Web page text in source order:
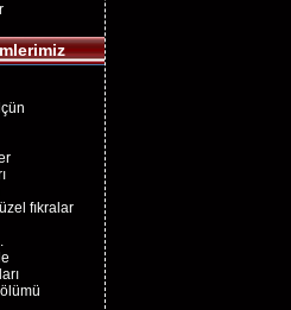
fıkralar